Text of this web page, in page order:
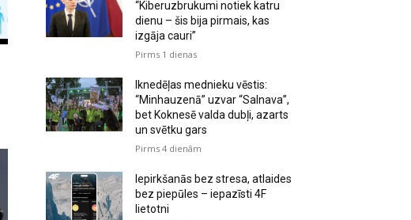
“Kiberuzbrukumi notiek katru
dienu – šis bija pirmais, kas
izgāja cauri”
Pirms 1 dienas
Iknedēļas mednieku vēstis:
“Minhauzenā” uzvar “Salnava”,
bet Koknesē valda dubļi, azarts
un svētku gars
Pirms 4 dienām
Iepirkšanās bez stresa, atlaides
bez piepūles – iepazīsti 4F
lietotni